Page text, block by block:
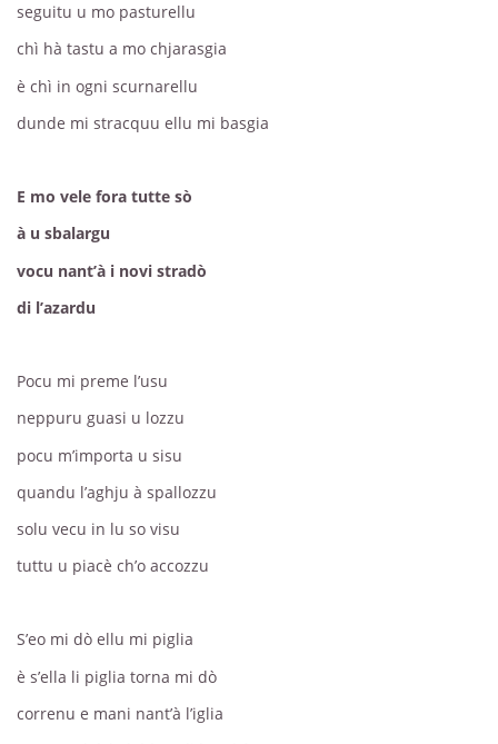
seguitu u mo pasturellu
chì hà tastu a mo chjarasgia
è chì in ogni scurnarellu
dunde mi stracquu ellu mi basgia
E mo vele fora tutte sò
à u sbalargu
vocu nant’à i novi stradò
di l’azardu
Pocu mi preme l’usu
neppuru guasi u lozzu
pocu m’importa u sisu
quandu l’aghju à spallozzu
solu vecu in lu so visu
tuttu u piacè ch’o accozzu
S’eo mi dò ellu mi piglia
è s’ella li piglia torna mi dò
correnu e mani nant’à l’iglia